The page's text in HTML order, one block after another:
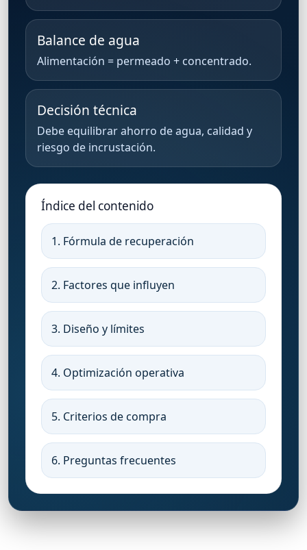
Balance de agua
Alimentación = permeado + concentrado.
Decisión técnica
Debe equilibrar ahorro de agua, calidad y
riesgo de incrustación.
Índice del contenido
1. Fórmula de recuperación
2. Factores que influyen
3. Diseño y límites
4. Optimización operativa
5. Criterios de compra
6. Preguntas frecuentes